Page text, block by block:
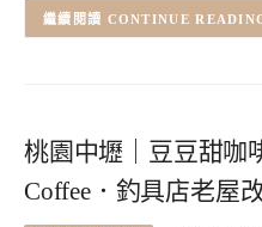
CONTINUE
桃園中壢｜豆豆甜咖
Coffee．釣具店老屋